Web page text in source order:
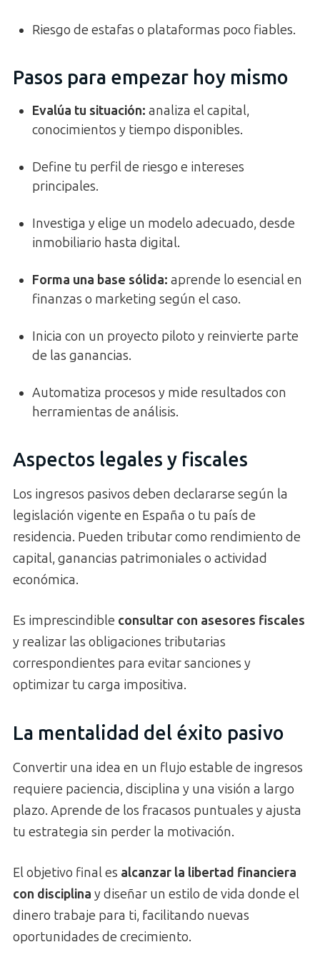
Riesgo de estafas o plataformas poco fiables.
Pasos para empezar hoy mismo
Evalúa tu situación: analiza el capital,
conocimientos y tiempo disponibles.
Define tu perfil de riesgo e intereses
principales.
Investiga y elige un modelo adecuado, desde
inmobiliario hasta digital.
Forma una base sólida: aprende lo esencial en
finanzas o marketing según el caso.
Inicia con un proyecto piloto y reinvierte parte
de las ganancias.
Automatiza procesos y mide resultados con
herramientas de análisis.
Aspectos legales y fiscales
Los ingresos pasivos deben declararse según la
legislación vigente en España o tu país de
residencia. Pueden tributar como rendimiento de
capital, ganancias patrimoniales o actividad
económica.
Es imprescindible consultar con asesores fiscales
y realizar las obligaciones tributarias
correspondientes para evitar sanciones y
optimizar tu carga impositiva.
La mentalidad del éxito pasivo
Convertir una idea en un flujo estable de ingresos
requiere paciencia, disciplina y una visión a largo
plazo. Aprende de los fracasos puntuales y ajusta
tu estrategia sin perder la motivación.
El objetivo final es alcanzar la libertad financiera
con disciplina y diseñar un estilo de vida donde el
dinero trabaje para ti, facilitando nuevas
oportunidades de crecimiento.